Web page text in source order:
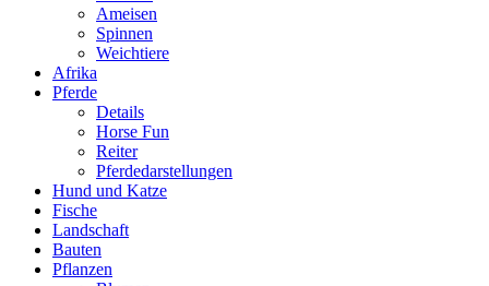
Ameisen
Spinnen
Weichtiere
Afrika
Pferde
Details
Horse Fun
Reiter
Pferdedarstellungen
Hund und Katze
Fische
Landschaft
Bauten
Pflanzen